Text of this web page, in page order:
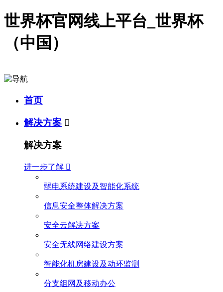
世界杯官网线上平台_世界杯
（中国）
首页
解决方案 
解决方案
进一步了解 
弱电系统建设及智能化系统
信息安全整体解决方案
安全云解决方案
安全无线网络建设方案
智能化机房建设及动环监测
分支组网及移动办公